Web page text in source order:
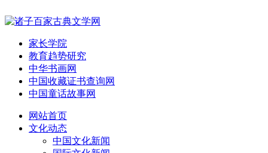
家长学院
教育趋势研究
中华书画网
中国收藏证书查询网
中国童话故事网
网站首页
文化动态
中国文化新闻